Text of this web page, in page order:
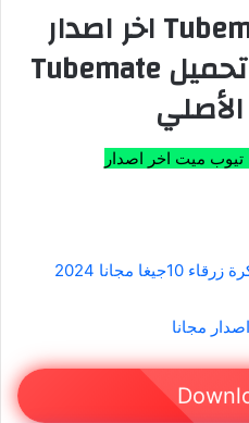
رابط تحميل Tubemate اخر اصدار
2024 للاندرويد – تحميل Tubemate
تيوب ميت اخر اصدار